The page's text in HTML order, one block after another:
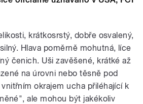
krátkosrstý, dobře osvalený,
Hlava poměrně mohutná, líce
čenich. Uši zavěšené, krátké až
na úrovni nebo těsně pod
okrajem ucha přiléhající k
ale mohou být jakékoliv